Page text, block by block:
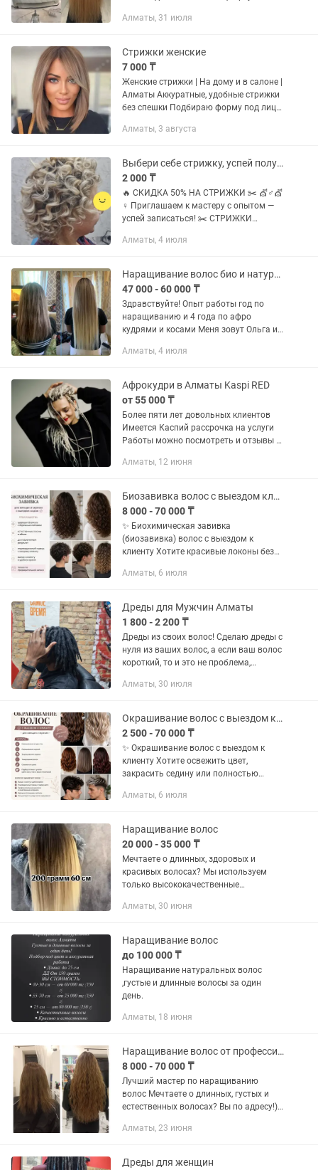
любую длину. • Кез келген ұзындыққа
Алматы, 31 июля
Стрижки женские
7 000 ₸
Женские стрижки | На дому и в салоне |
Алматы Аккуратные, удобные стрижки
без спешки Подбираю форму под лицо
Бостандыкский, Ауэзовский, Медеуский,
Алматы, 3 августа
Выбери себе стрижку, успей получи 50% скидку на все стрижки-причёски
2 000 ₸
🔥 СКИДКА 50% НА СТРИЖКИ ✂️ 💇♂️💇
♀️ Приглашаем к мастеру с опытом —
успей записаться! ✂️ СТРИЖКИ
короткие, средние, длинные•
500...
Алматы, 4 июля
Наращивание волос био и натуральные
47 000 - 60 000 ₸
Здравствуйте! Опыт работы год по
наращиванию и 4 года по афро
кудрями и косами Меня зовут Ольга и
длинные волосы всего за 4 часа и по
Алматы, 4 июля
Афрокудри в Алматы Kaspi RED
от 55 000 ₸
Более пяти лет довольных клиентов
Имеется Каспий рассрочка на услуги
Работы можно посмотреть и отзывы в
объявлении наши работы Большой
Алматы, 12 июня
Биозавивка волос с выездом клиенту
8 000 - 70 000 ₸
✨ Биохимическая завивка
(биозавивка) волос с выездом к
клиенту Хотите красивые локоны без
услуги биохимической завивки волос
Алматы, 6 июля
Дреды для Мужчин Алматы
1 800 - 2 200 ₸
Дреды из своих волос! Сделаю дреды с
нуля из ваших волос, а если ваш волос
короткий, то и это не проблема,
волос, остальное я сделаю сама,
Алматы, 30 июля
Окрашивание волос с выездом клиенту
2 500 - 70 000 ₸
✨ Окрашивание волос с выездом к
клиенту Хотите освежить цвет,
закрасить седину или полностью
профессиональное окрашивание волос
времени...
Алматы, 6 июля
Наращивание волос
20 000 - 35 000 ₸
Мечтаете о длинных, здоровых и
красивых волосах? Мы используем
только высококачественные
наращивания волос. Гарантируем
Приятные...
Алматы, 30 июня
Наращивание волос
до 100 000 ₸
Наращивание натуральных волос
,густые и длинные волосы за один
день.
Алматы, 18 июня
Наращивание волос от профессионала, скидка при первом посещении!
8 000 - 70 000 ₸
Лучший мастер по наращиванию
волос Мечтаете о длинных, густых и
естественных волосах? Вы по адресу!)
аккуратно, безопасно и с гарантией
Алматы, 23 июня
Дреды для женщин